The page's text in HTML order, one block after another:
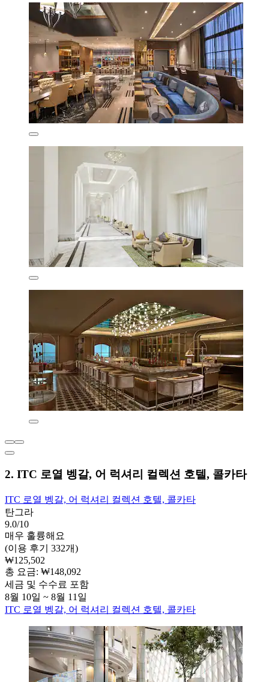
2. ITC 로열 벵갈, 어 럭셔리 컬렉션 호텔, 콜카타
ITC 로열 벵갈, 어 럭셔리 컬렉션 호텔, 콜카타
탄그라
9.0/10
매우 훌륭해요
(이용 후기 332개)
₩125,502
총 요금: ₩148,092
세금 및 수수료 포함
8월 10일 ~ 8월 11일
ITC 로열 벵갈, 어 럭셔리 컬렉션 호텔, 콜카타